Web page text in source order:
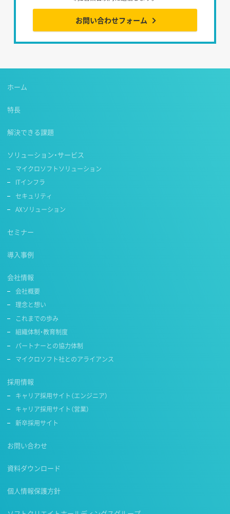
お問い合わせフォーム
ホーム
特長
解決できる課題
ソリューション・サービス
マイクロソフトソリューション
ITインフラ
セキュリティ
AXソリューション
セミナー
導入事例
会社情報
会社概要
理念と想い
これまでの歩み
組織体制・教育制度
パートナーとの協力体制
マイクロソフト社とのアライアンス
採用情報
キャリア採用サイト（エンジニア）
キャリア採用サイト（営業）
新卒採用サイト
お問い合わせ
資料ダウンロード
個人情報保護方針